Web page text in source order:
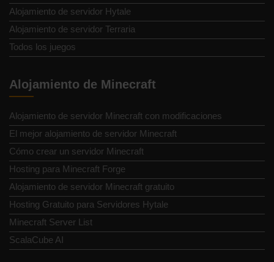
Alojamiento de servidor Hytale
Alojamiento de servidor Terraria
Todos los juegos
Alojamiento de Minecraft
Alojamiento de servidor Minecraft con modificaciones
El mejor alojamiento de servidor Minecraft
Cómo crear un servidor Minecraft
Hosting para Minecraft Forge
Alojamiento de servidor Minecraft gratuito
Hosting Gratuito para Servidores Hytale
Minecraft Server List
ScalaCube AI